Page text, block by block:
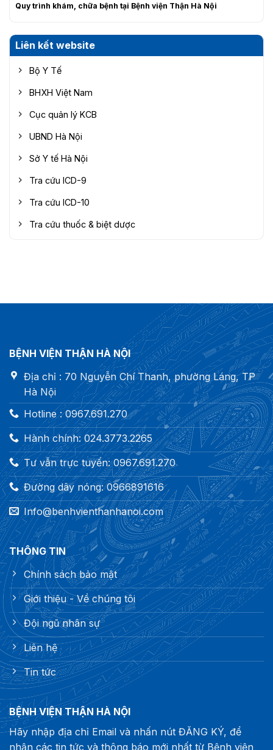
Quy trình khám, chữa bệnh tại Bệnh viện Thận Hà Nội
Liên kết website
Bộ Y Tế
BHXH Việt Nam
Cục quản lý KCB
UBND Hà Nội
Sở Y tế Hà Nội
Tra cứu ICD-9
Tra cứu ICD-10
Tra cứu thuốc & biệt dược
BỆNH VIỆN THẬN HÀ NỘI
Địa chỉ : 70 Nguyễn Chí Thanh, phường Láng, TP
Hà Nội
Hotline : 0967.691.270
Hành chính: 024.3773.2265
Tư vẫn trực tuyến: 0967.691.270
Đường dây nóng: 0966891616
Info@benhvienthanhanoi.com
THÔNG TIN
Chính sách bảo mật
Giới thiệu - Về chúng tôi
Đội ngũ nhân sự
Liên hệ
Tin tức
BỆNH VIỆN THẬN HÀ NỘI
Hãy nhập địa chỉ Email và nhấn nút ĐĂNG KÝ, để
nhận các tin tức và thông báo mới nhất từ Bệnh viện